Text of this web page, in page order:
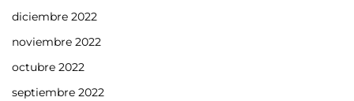
diciembre 2022
noviembre 2022
octubre 2022
septiembre 2022